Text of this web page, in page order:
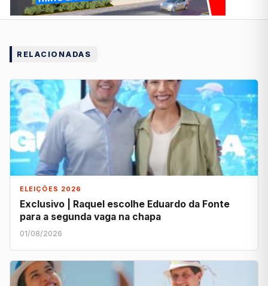
RELACIONADAS
ELEIÇÕES 2026
Exclusivo | Raquel escolhe Eduardo da Fonte
para a segunda vaga na chapa
01/08/2026